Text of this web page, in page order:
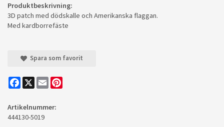
Produktbeskrivning:
3D patch med dödskalle och Amerikanska flaggan.
Med kardborrefäste
Spara som favorit
Facebook
X Email
Artikelnummer:
444130-5019